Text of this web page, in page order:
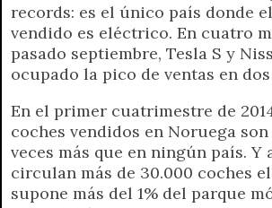
records: es el único país donde
vendido es eléctrico. En cuatro
pasado septiembre, Tesla S y
ocupado la pico de ventas en
En el primer cuatrimestre de
coches vendidos en Noruega
veces más que en ningún país. Y
circulan más de 30.000 coches
supone más del 1% del parque